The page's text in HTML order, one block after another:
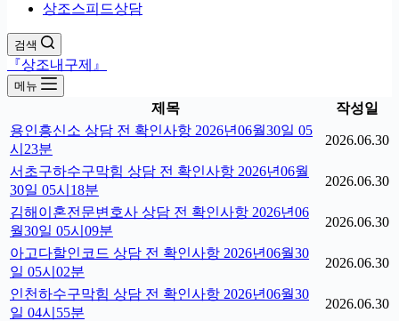
상조스피드상담
검색
『상조내구제』
메뉴
제목
작성일
용인흥신소 상담 전 확인사항 2026년06월30일 05
시23분
2026.06.30
서초구하수구막힘 상담 전 확인사항 2026년06월
30일 05시18분
2026.06.30
김해이혼전문변호사 상담 전 확인사항 2026년06
월30일 05시09분
2026.06.30
아고다할인코드 상담 전 확인사항 2026년06월30
일 05시02분
2026.06.30
인천하수구막힘 상담 전 확인사항 2026년06월30
일 04시55분
2026.06.30